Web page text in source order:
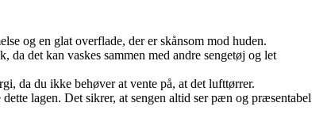
og en glat overflade, der er skånsom mod huden.
det kan vaskes sammen med andre sengetøj og let
da du ikke behøver at vente på, at det lufttørrer.
lagen. Det sikrer, at sengen altid ser pæn og præsentabel